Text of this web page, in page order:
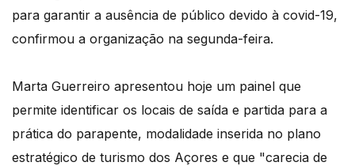
para garantir a ausência de público devido à covid-19,
confirmou a organização na segunda-feira.
Marta Guerreiro apresentou hoje um painel que
permite identificar os locais de saída e partida para a
prática do parapente, modalidade inserida no plano
estratégico de turismo dos Açores e que "carecia de